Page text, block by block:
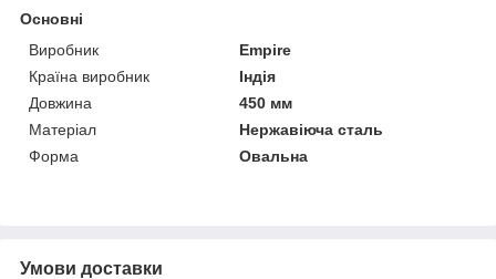
Основні
Виробник
Empire
Країна виробник
Індія
Довжина
450 мм
Матеріал
Нержавіюча сталь
Форма
Овальна
Умови доставки